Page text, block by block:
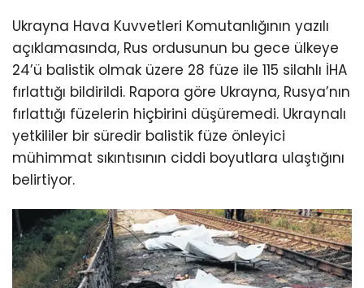
Ukrayna Hava Kuvvetleri Komutanlığının yazılı
açıklamasında, Rus ordusunun bu gece ülkeye
24’ü balistik olmak üzere 28 füze ile 115 silahlı İHA
fırlattığı bildirildi. Rapora göre Ukrayna, Rusya’nın
fırlattığı füzelerin hiçbirini düşüremedi. Ukraynalı
yetkililer bir süredir balistik füze önleyici
mühimmat sıkıntısının ciddi boyutlara ulaştığını
belirtiyor.